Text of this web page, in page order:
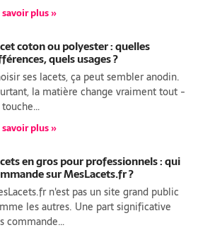
savoir plus »
coton ou polyester : quelles
quels usages ?
ses lacets, ça peut sembler anodin.
la matière change vraiment tout -
touche…
savoir plus »
en gros pour professionnels : qui
sur MesLacets.fr ?
n'est pas un site grand public
les autres. Une part significative
commande…